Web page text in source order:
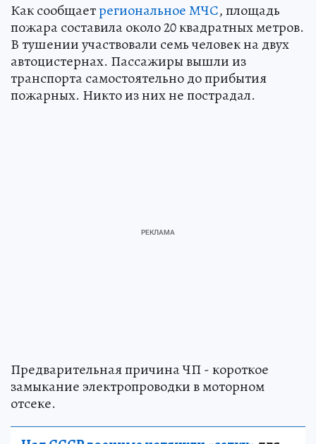
Как сообщаетрегиональное МЧС, площадь
пожара составила около 20 квадратных метров.
В тушении участвовали семь человек на двух
автоцистернах. Пассажиры вышли из
транспорта самостоятельно до прибытия
пожарных. Никто из них не пострадал.
Предварительная причина ЧП - короткое
замыкание электропроводки в моторном
отсеке.